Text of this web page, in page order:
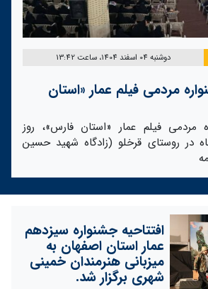
دوشنبه 04 اسفند 1404، ساعت 13:42
مردمی فیلم عمار «استان
مردمی فیلم عمار «استان فارس»، روز
29 بهمن‌ماه در روستای قرخلو (زادگاه شهید حسین
افتتاحیه جشنواره سیزدهم
عمار استان اصفهان به
میزبانی هنرمندان خمینی
شهری برگزار شد.